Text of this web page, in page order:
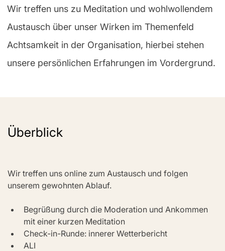
Wir treffen uns zu Meditation und wohlwollendem
Austausch über unser Wirken im Themenfeld
Achtsamkeit in der Organisation, hierbei stehen
unsere persönlichen Erfahrungen im Vordergrund.
Überblick
Wir treffen uns online zum Austausch und folgen
unserem gewohnten Ablauf.
Begrüßung durch die Moderation und Ankommen
mit einer kurzen Meditation
Check-in-Runde: innerer Wetterbericht
ALI